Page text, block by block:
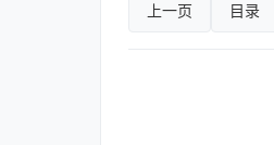
上一页 目录